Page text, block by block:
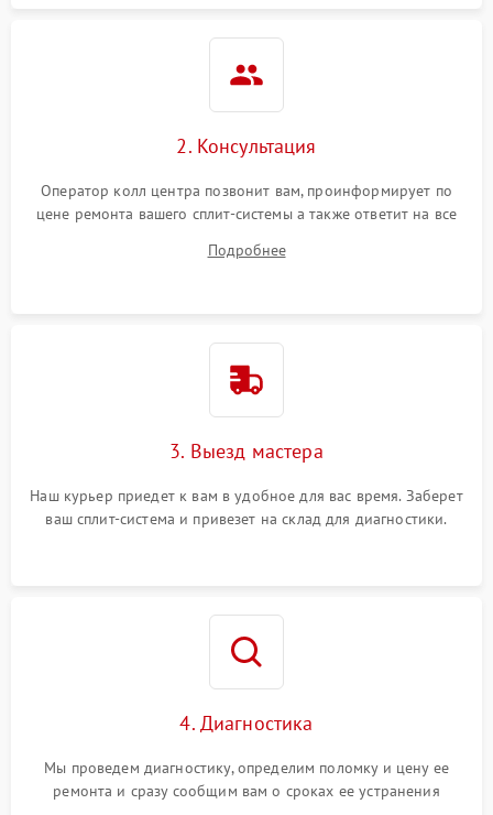
2. Консультация
Оператор колл центра позвонит вам, проинформирует по
цене ремонта вашего сплит-системы а также ответит на все
Подробнее
3. Выезд мастера
Наш курьер приедет к вам в удобное для вас время. Заберет
ваш сплит-система и привезет на склад для диагностики.
4. Диагностика
Мы проведем диагностику, определим поломку и цену ее
ремонта и сразу сообщим вам о сроках ее устранения